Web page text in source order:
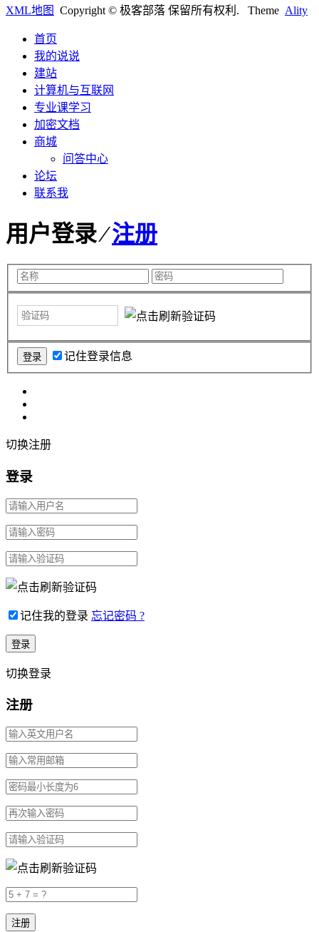
XML地图 Copyright © 极客部落 保留所有权利. Theme Ality
首页
我的说说
建站
计算机与互联网
专业课学习
加密文档
商城
问答中心
论坛
联系我
用户登录 ⁄注册
记住登录信息
切换注册
登录
记住我的登录 忘记密码 ?
切换登录
注册